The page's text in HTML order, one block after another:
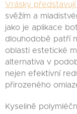
Vrásky představují
svěžím a
jako je aplikace
dlouhodobě patří
oblasti estetické
alternativa v
nejen efektivní
přirozeného
Kyselině